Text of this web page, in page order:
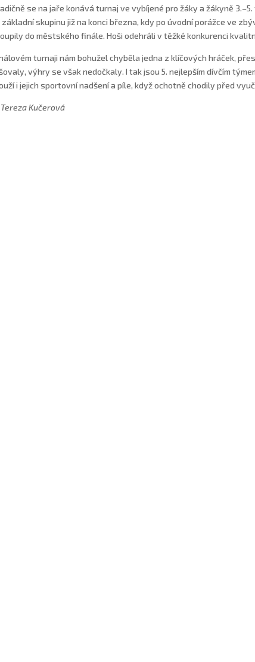
se na jaře konává turnaj ve vybíjené pro žáky a žákyně
skupinu již na konci března, kdy po úvodní porážce ve
do městského finále. Hoši odehráli v těžké konkurenci
turnaji nám bohužel chyběla jedna z klíčových hráček,
výhry se však nedočkaly. I tak jsou 5. nejlepším dívčím
i jejich sportovní nadšení a píle, když ochotně chodily před
Kučerová